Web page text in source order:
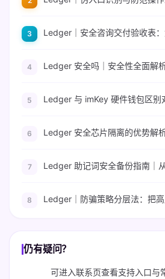
Ledger｜安全咨询交付验收表：
Ledger 安全吗｜安全性全面解
Ledger 与 imKey 硬件钱包区别
Ledger 安全芯片隔离的优势解
Ledger 助记词安全备份指南｜从
Ledger｜防骗策略分层法：把高
仍有疑问？
可进入联系页查看支持入口与